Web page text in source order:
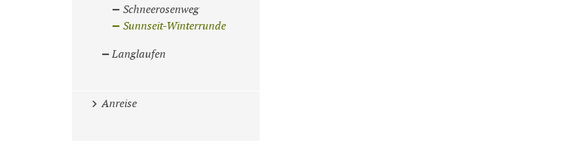
Schneerosenweg
Sunnseit-Winterrunde
Langlaufen
Anreise